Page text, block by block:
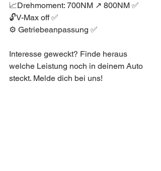
📈Drehmoment: 700NM ↗️ 800NM ✅
🔓V-Max off ✅
⚙️ Getriebeanpassung ✅
Interesse geweckt? Finde heraus
welche Leistung noch in deinem Auto
steckt. Melde dich bei uns!